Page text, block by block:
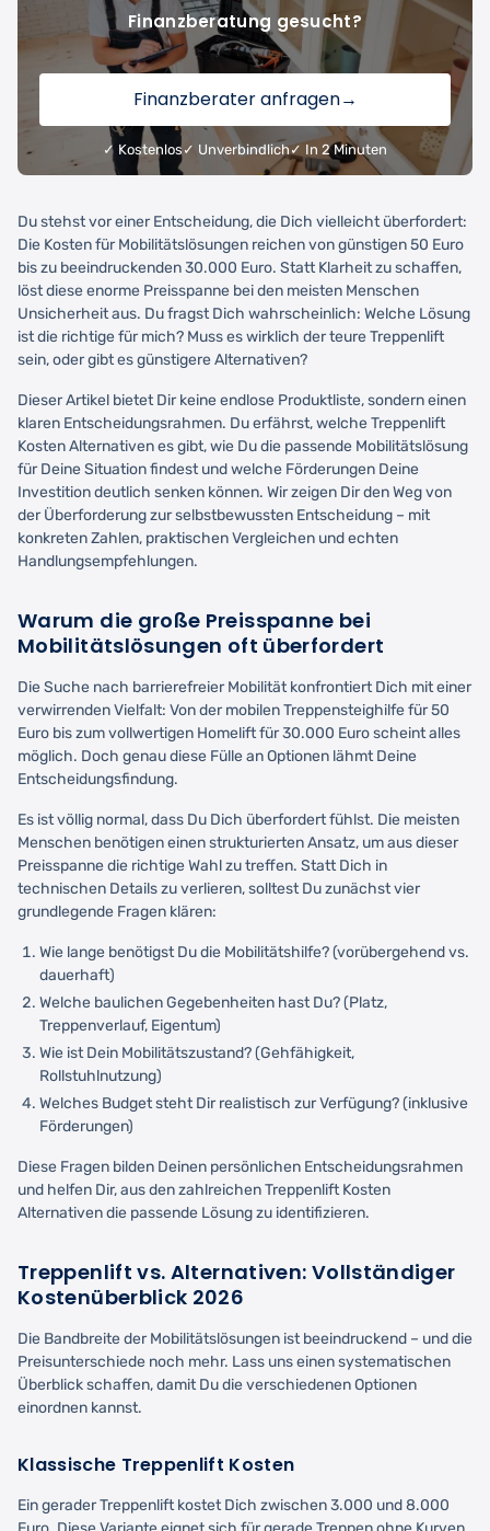
Finanzberatung gesucht?
Finanzberater anfragen→
✓ Kostenlos ✓ Unverbindlich✓ In 2 Minuten
Du stehst vor einer Entscheidung, die Dich vielleicht überfordert:
Die Kosten für Mobilitätslösungen reichen von günstigen 50 Euro
bis zu beeindruckenden 30.000 Euro. Statt Klarheit zu schaffen,
löst diese enorme Preisspanne bei den meisten Menschen
Unsicherheit aus. Du fragst Dich wahrscheinlich: Welche Lösung
ist die richtige für mich? Muss es wirklich der teure Treppenlift
sein, oder gibt es günstigere Alternativen?
Dieser Artikel bietet Dir keine endlose Produktliste, sondern einen
klaren Entscheidungsrahmen. Du erfährst, welche Treppenlift
Kosten Alternativen es gibt, wie Du die passende Mobilitätslösung
für Deine Situation findest und welche Förderungen Deine
Investition deutlich senken können. Wir zeigen Dir den Weg von
der Überforderung zur selbstbewussten Entscheidung – mit
konkreten Zahlen, praktischen Vergleichen und echten
Handlungsempfehlungen.
Warum die große Preisspanne bei
Mobilitätslösungen oft überfordert
Die Suche nach barrierefreier Mobilität konfrontiert Dich mit einer
verwirrenden Vielfalt: Von der mobilen Treppensteighilfe für 50
Euro bis zum vollwertigen Homelift für 30.000 Euro scheint alles
möglich. Doch genau diese Fülle an Optionen lähmt Deine
Entscheidungsfindung.
Es ist völlig normal, dass Du Dich überfordert fühlst. Die meisten
Menschen benötigen einen strukturierten Ansatz, um aus dieser
Preisspanne die richtige Wahl zu treffen. Statt Dich in
technischen Details zu verlieren, solltest Du zunächst vier
grundlegende Fragen klären:
Wie lange benötigst Du die Mobilitätshilfe? (vorübergehend vs.
dauerhaft)
Welche baulichen Gegebenheiten hast Du? (Platz,
Treppenverlauf, Eigentum)
Wie ist Dein Mobilitätszustand? (Gehfähigkeit,
Rollstuhlnutzung)
Welches Budget steht Dir realistisch zur Verfügung? (inklusive
Förderungen)
Diese Fragen bilden Deinen persönlichen Entscheidungsrahmen
und helfen Dir, aus den zahlreichen Treppenlift Kosten
Alternativen die passende Lösung zu identifizieren.
Treppenlift vs. Alternativen: Vollständiger
Kostenüberblick 2026
Die Bandbreite der Mobilitätslösungen ist beeindruckend – und die
Preisunterschiede noch mehr. Lass uns einen systematischen
Überblick schaffen, damit Du die verschiedenen Optionen
einordnen kannst.
Klassische Treppenlift Kosten
Ein gerader Treppenlift kostet Dich zwischen 3.000 und 8.000